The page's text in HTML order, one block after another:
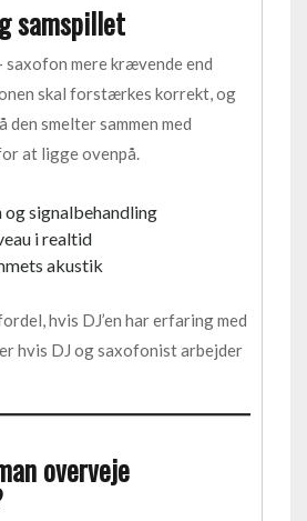
samspillet
saxofon mere krævende end
skal forstærkes korrekt, og
den smelter sammen med
at ligge ovenpå.
signalbehandling
i realtid
akustik
hvis DJ’en har erfaring med
hvis DJ og saxofonist arbejder
overveje